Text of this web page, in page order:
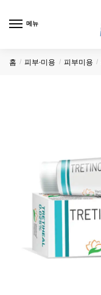
메뉴
홈 / 피부·미용 / 피부미용 /